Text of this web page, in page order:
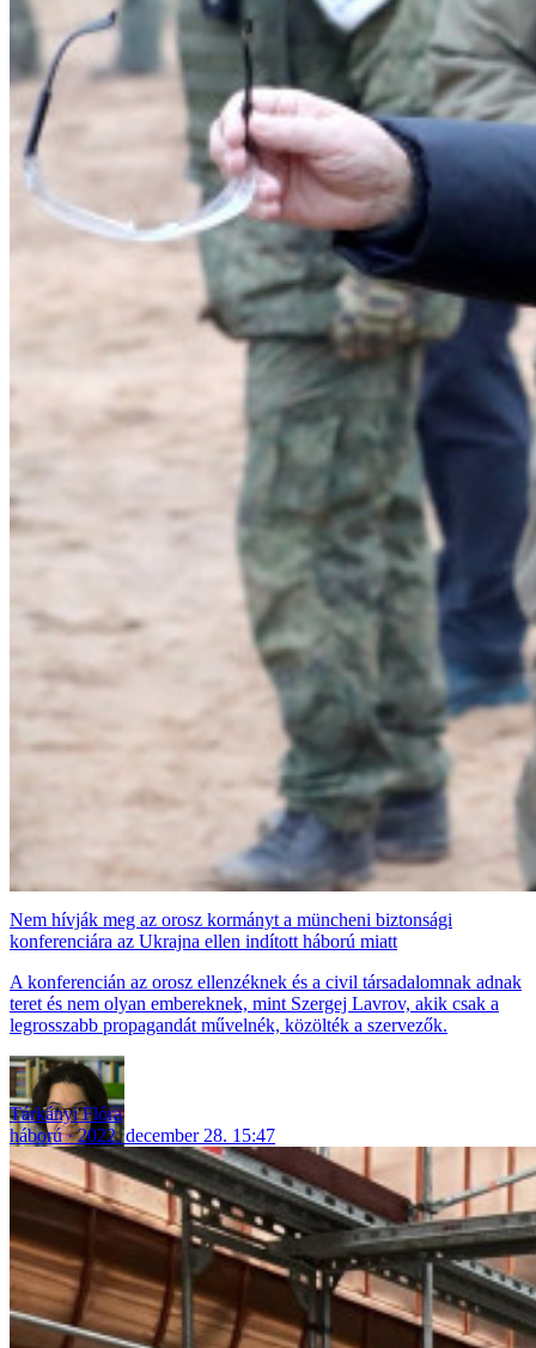
Nem hívják meg az orosz kormányt a müncheni biztonsági
konferenciára az Ukrajna ellen indított háború miatt
A konferencián az orosz ellenzéknek és a civil társadalomnak adnak
teret és nem olyan embereknek, mint Szergej Lavrov, akik csak a
legrosszabb propagandát művelnék, közölték a szervezők.
Tárkányi Flóra
háború
2022. december 28. 15:47